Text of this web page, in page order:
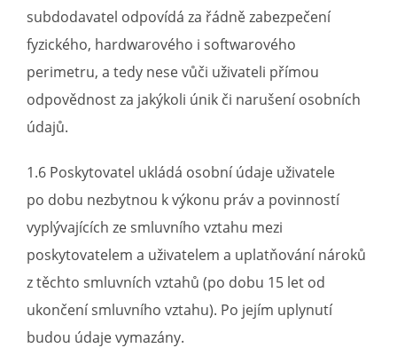
subdodavatel odpovídá za řádně zabezpečení
fyzického, hardwarového i softwarového
perimetru, a tedy nese vůči uživateli přímou
odpovědnost za jakýkoli únik či narušení osobních
údajů.
1.6 Poskytovatel ukládá osobní údaje uživatele
po dobu nezbytnou k výkonu práv a povinností
vyplývajících ze smluvního vztahu mezi
poskytovatelem a uživatelem a uplatňování nároků
z těchto smluvních vztahů (po dobu 15 let od
ukončení smluvního vztahu). Po jejím uplynutí
budou údaje vymazány.